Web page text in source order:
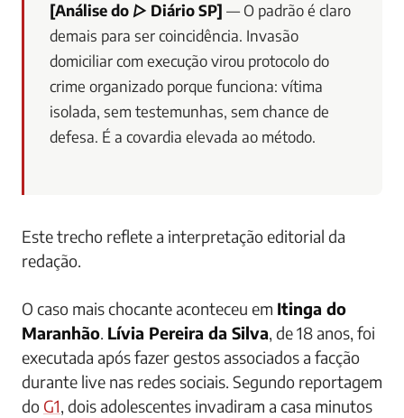
[Análise do ▷ Diário SP] — O padrão é claro
demais para ser coincidência. Invasão
domiciliar com execução virou protocolo do
crime organizado porque funciona: vítima
isolada, sem testemunhas, sem chance de
defesa. É a covardia elevada ao método.
Este trecho reflete a interpretação editorial da
redação.
O caso mais chocante aconteceu em Itinga do
Maranhão. Lívia Pereira da Silva, de 18 anos, foi
executada após fazer gestos associados a facção
durante live nas redes sociais. Segundo reportagem
do G1, dois adolescentes invadiram a casa minutos